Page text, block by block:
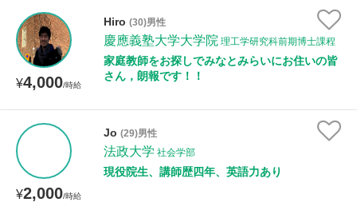
¥4,000/時給
Hiro (30)男性
慶應義塾大学大学院 理工学研究科前期博士課程
家庭教師をお探しでみなとみらいにお住いの皆
さん，朗報です！！
¥2,000/時給
Jo (29)男性
法政大学 社会学部
現役院生、講師歴四年、英語力あり